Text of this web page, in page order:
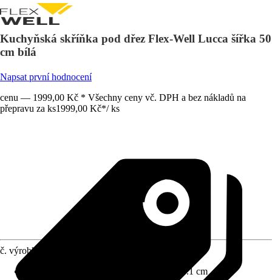
Kuchyňská skříňka pod dřez Flex-Well Lucca šířka 50
cm bílá
Napsat první hodnocení
cenu — 1999,00 Kč * Všechny ceny vč. DPH a bez nákladů na
přepravu za ks1999,00 Kč*/ ks
č. výrobku
50 cm x 82.2 cm x 57.1 cm